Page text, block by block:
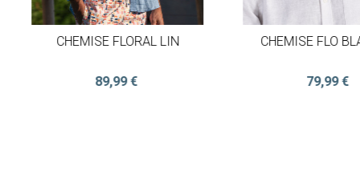
CHEMISE FLORAL LIN
89,99 €
CHEMISE FLO
79,99 €